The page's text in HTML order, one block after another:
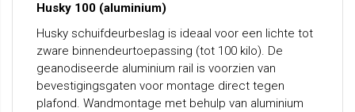
Husky 100 (aluminium)
Husky schuifdeurbeslag is ideaal voor een lichte tot
zware binnendeurtoepassing (tot 100 kilo). De
geanodiseerde aluminium rail is voorzien van
bevestigingsgaten voor montage direct tegen
plafond. Wandmontage met behulp van aluminium